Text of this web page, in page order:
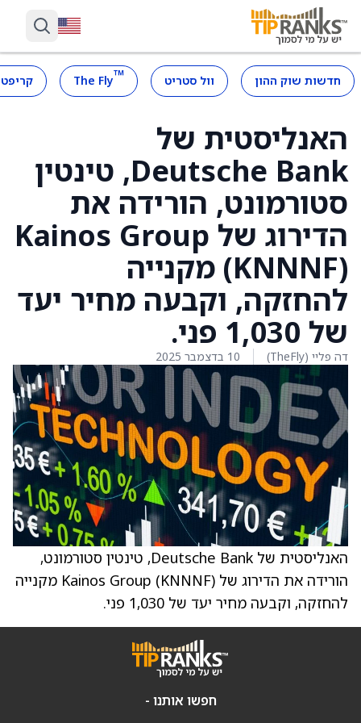
חדשות שוק ההון וול סטריט ™
The Fly
האנליסטית של
Deutsche Bank, טינטין
סטורמונט, הורידה את
הדירוג של Kainos Group
(KNNNF) מקנייה
להחזקה, וקבעה מחיר יעד
של 1,030 פני.
דה פליי (TheFly) 10 בדצמבר 2025
האנליסטית של Deutsche Bank, טינטין סטורמונט,
הורידה את הדירוג של Kainos Group (KNNNF) מקנייה
להחזקה, וקבעה מחיר יעד של 1,030 פני.
חפשו אותנו -